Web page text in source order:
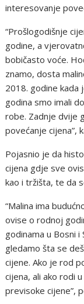
interesovanje
“Prošlogodišnje
godine, a
bobičasto voće.
znamo, dosta
2018. godine kada
godina smo imali
robe. Zadnje dvije
povećanje cijena”,
Pojasnio je da
cijena gdje sve
kao i tržišta, te da
“Malina ima
ovise o rodnoj
godinama u Bosni
gledamo šta se
cijene. Ako je rod
cijena, ali ako rodi
previsoke cijene”,